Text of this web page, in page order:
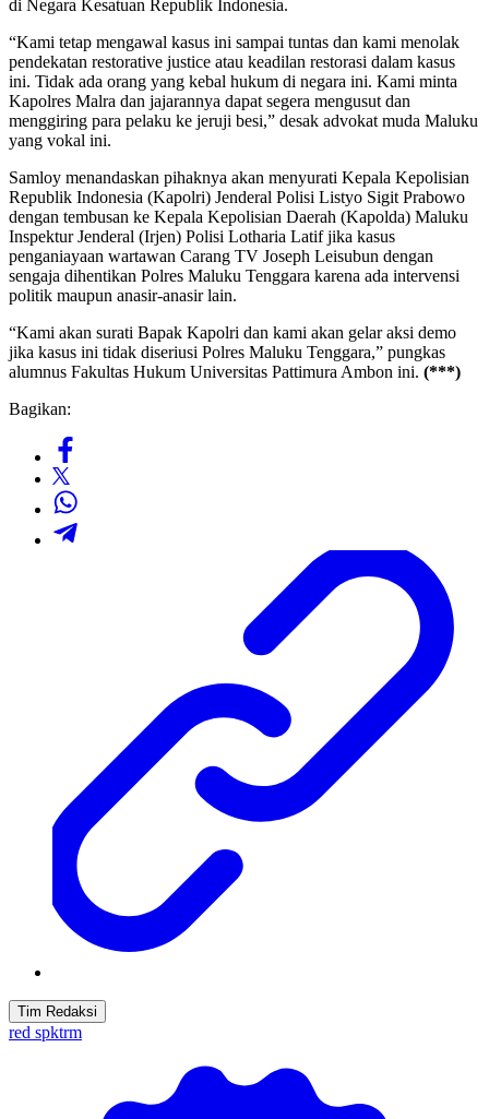
di Negara Kesatuan Republik Indonesia.
“Kami tetap mengawal kasus ini sampai tuntas dan kami menolak
pendekatan restorative justice atau keadilan restorasi dalam kasus
ini. Tidak ada orang yang kebal hukum di negara ini. Kami minta
Kapolres Malra dan jajarannya dapat segera mengusut dan
menggiring para pelaku ke jeruji besi,” desak advokat muda Maluku
yang vokal ini.
Samloy menandaskan pihaknya akan menyurati Kepala Kepolisian
Republik Indonesia (Kapolri) Jenderal Polisi Listyo Sigit Prabowo
dengan tembusan ke Kepala Kepolisian Daerah (Kapolda) Maluku
Inspektur Jenderal (Irjen) Polisi Lotharia Latif jika kasus
penganiayaan wartawan Carang TV Joseph Leisubun dengan
sengaja dihentikan Polres Maluku Tenggara karena ada intervensi
politik maupun anasir-anasir lain.
“Kami akan surati Bapak Kapolri dan kami akan gelar aksi demo
jika kasus ini tidak diseriusi Polres Maluku Tenggara,” pungkas
alumnus Fakultas Hukum Universitas Pattimura Ambon ini. (***)
Bagikan:
Tim Redaksi
red spktrm